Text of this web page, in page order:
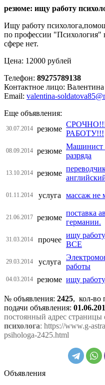
резюме: ищу работу
Ищу работу
по профессии "Психология"
сфере нет.
Цена: 12000 рублей
Телефон: 89275789138
Контактное лицо: Валентина
Email: valentina-
Еще объявления:
30.07.2014 резюме
РАБОТУ!!!
08.09.2014 резюме
Машинист
разряда
13.10.2014 резюме
01.11.2014 услуга массаж не
21.06.2017 резюме
поставка
германии.
31.03.2014 прочее
ищу
ВСЕ
29.03.2014 услуга
работы
04.03.2014 резюме ищу работу
№ объявления: 2425, кол-во
подачи объявления:
постоянный адрес страницы
психолога: https://www.g-
psihologa-2425.html
Объявления